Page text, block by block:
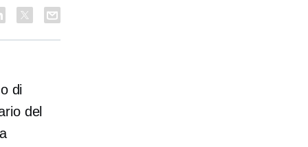
di
del